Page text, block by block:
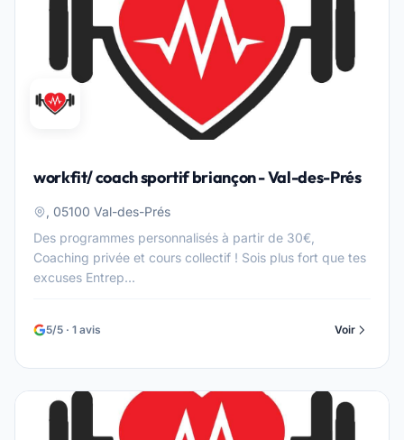
workfit/ coach sportif briançon - Val-des-Prés
, 05100 Val-des-Prés
Des programmes personnalisés à partir de 30€,
Coaching privée et cours collectif ! Sois plus fort que tes
excuses Entrep...
5/5 · 1 avis Voir